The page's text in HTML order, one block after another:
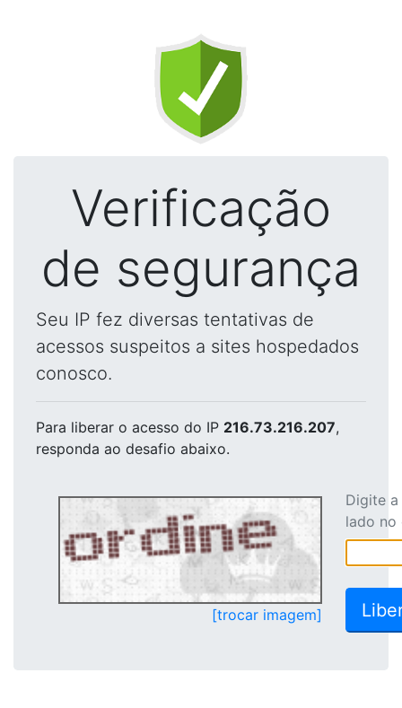
Verificação
de segurança
Seu IP fez diversas tentativas de
acessos suspeitos a sites hospedados
conosco.
Para liberar o acesso do IP 216.73.216.207,
responda ao desafio abaixo.
[trocar imagem]
Digite
lado no